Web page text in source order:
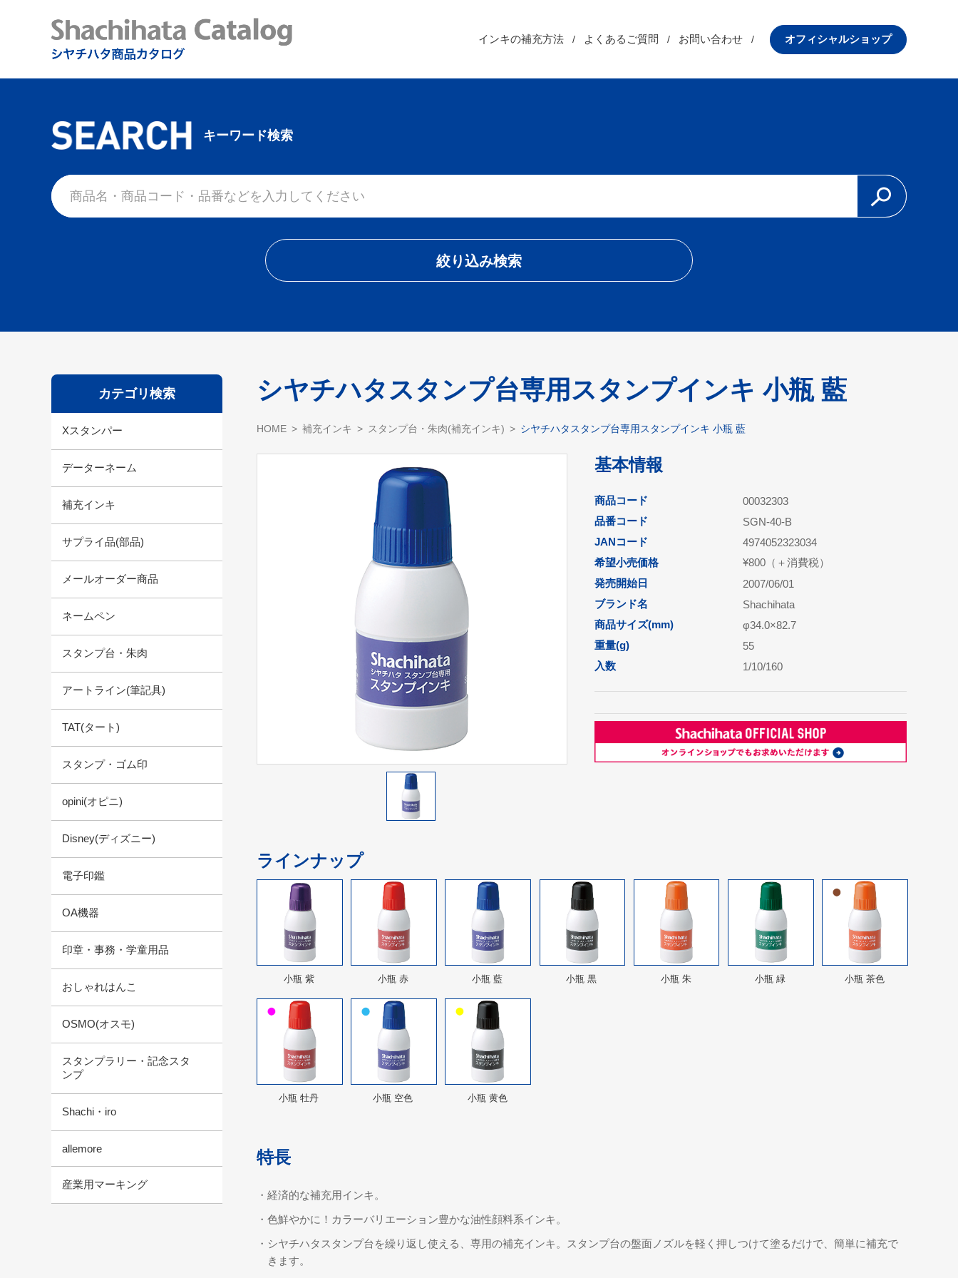
インキの補充方法 よくあるご質問 お問い合わせ オフィシャルショップ
キーワード検索
絞り込み検索
カテゴリ検索
Xスタンパー
データーネーム
補充インキ
サプライ品(部品)
メールオーダー商品
ネームペン
スタンプ台・朱肉
アートライン(筆記具)
TAT(タート)
スタンプ・ゴム印
opini(オピニ)
Disney(ディズニー)
電子印鑑
OA機器
印章・事務・学童用品
おしゃれはんこ
OSMO(オスモ)
スタンプラリー・記念スタ
ンプ
Shachi・iro
allemore
産業用マーキング
シヤチハタスタンプ台専用スタンプインキ 小瓶 藍
HOME 補充インキ スタンプ台・朱肉(補充インキ) シヤチハタスタンプ台専用スタンプインキ 小瓶 藍
基本情報
商品コード
00032303
品番コード
SGN-40-B
JANコード
4974052323034
希望小売価格
¥800（＋消費税）
発売開始日
2007/06/01
ブランド名
Shachihata
商品サイズ(mm)
φ34.0×82.7
重量(g)
55
入数
1/10/160
ラインナップ
小瓶 紫 小瓶 赤 小瓶 藍 小瓶 黒 小瓶 朱 小瓶 緑 小瓶 茶色
小瓶 牡丹 小瓶 空色 小瓶 黄色
特長
・経済的な補充用インキ。
・色鮮やかに！カラーバリエーション豊かな油性顔料系インキ。
・シヤチハタスタンプ台を繰り返し使える、専用の補充インキ。スタンプ台の盤面ノズルを軽く押しつけて塗るだけで、簡単に補充で
きます。